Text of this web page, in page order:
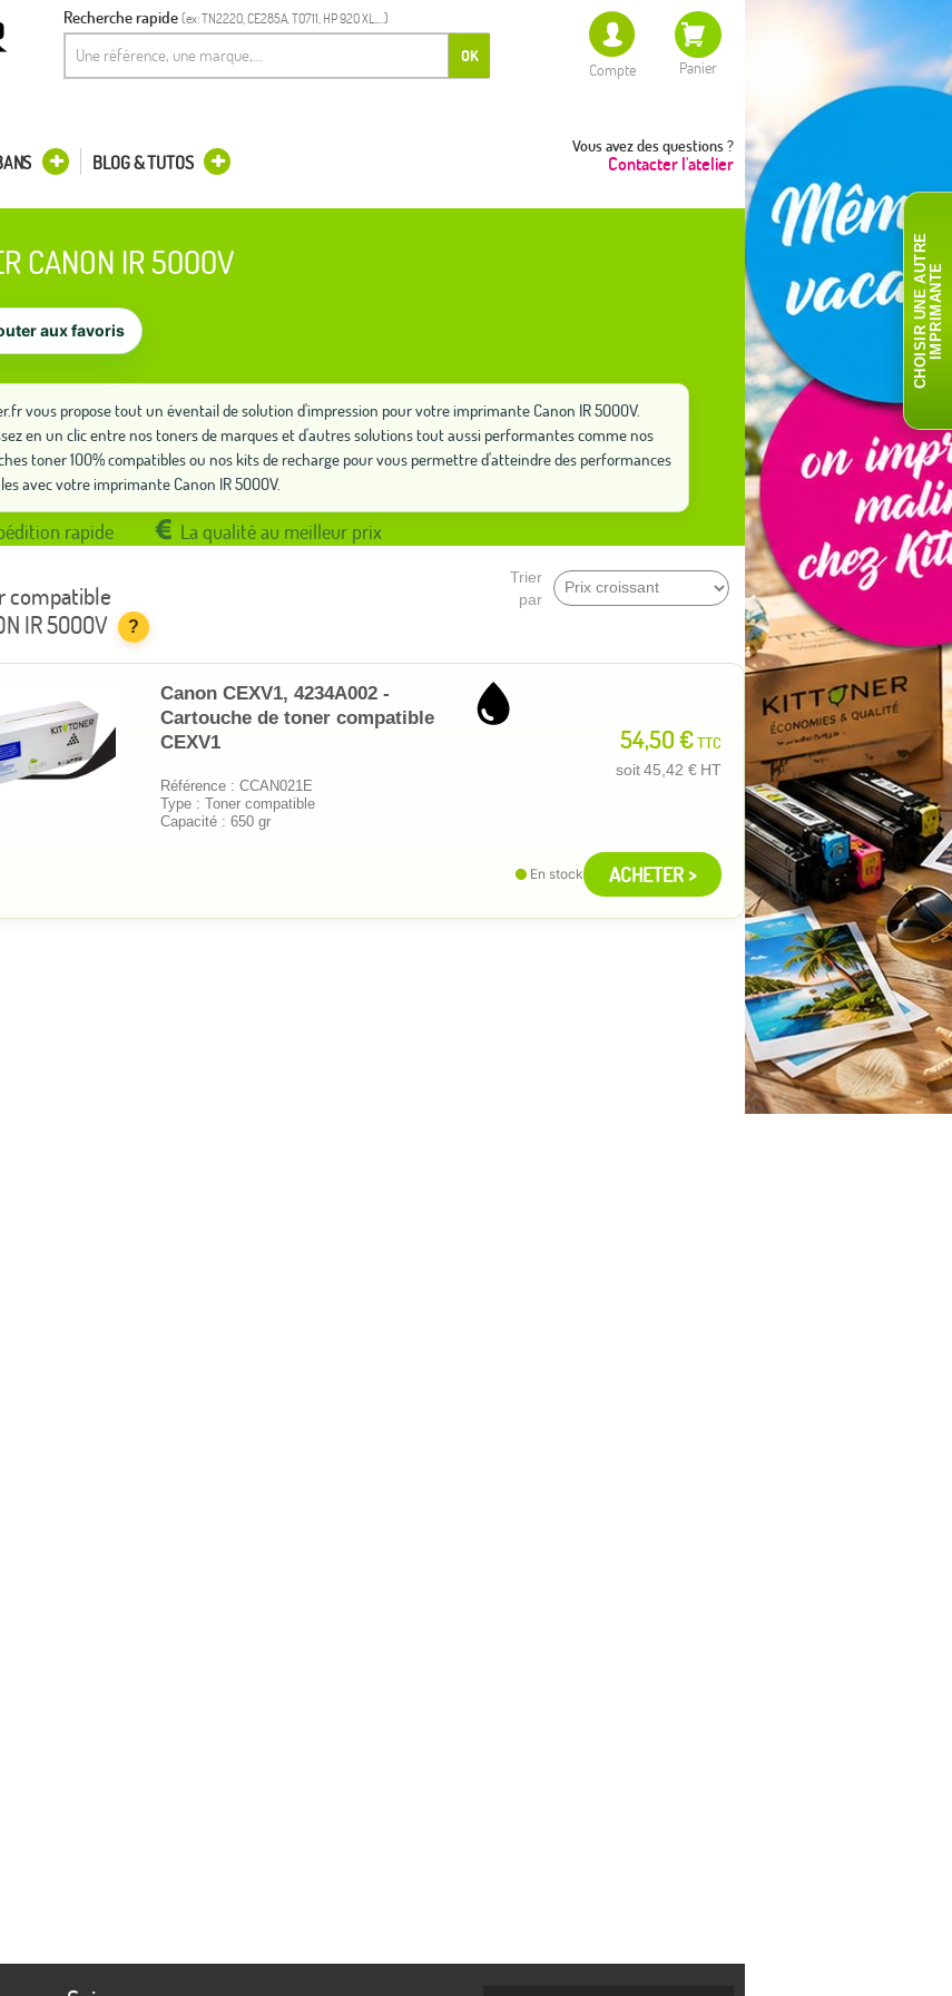
Recherche rapide (ex: TN2220, CE285A, T0711, HP 920 XL,...)
OK
Compte Panier
Vous avez des questions ?
Contacter l'atelier
BLOG & TUTOS
CANON IR 5000V
aux favoris
vous propose tout un éventail de solution d'impression pour votre imprimante Canon IR 5000V.
en un clic entre nos toners de marques et d'autres solutions tout aussi performantes comme nos
toner 100% compatibles ou nos kits de recharge pour vous permettre d'atteindre des performances
avec votre imprimante Canon IR 5000V.
rapide La qualité au meilleur prix
Trier
par
compatible
IR 5000V
?
Canon CEXV1, 4234A002 -
Cartouche de toner compatible
CEXV1
Référence : CCAN021E
Type : Toner compatible
Capacité : 650 gr
54,50 €TTC
soit45,42 € HT
En stock ACHETER >
C
H
O
I
S
I
R
U
N
E
AU
T
R
E
I
M
P
R
I
M
A
N
TE